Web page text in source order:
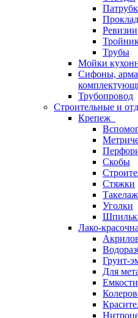
Ревизии
Трубы
Мойки
Сифоны,
Трубопровод
Строительные и
Крепеж
Скобы
Стяжки
Такелаж
Уголки
Лако-
Грунт-
Для